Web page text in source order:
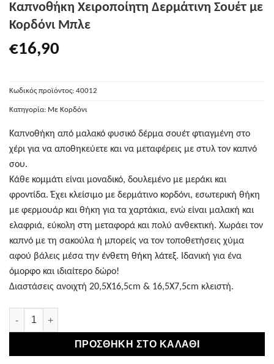
Καπνοθήκη Χειροποίητη Δερμάτινη Σουέτ με
Κορδόνι Μπλε
€16,90
Κωδικός προϊόντος: 40012
Κατηγορία: Με Κορδόνι
Καπνοθήκη από μαλακό φυσικό δέρμα σουέτ φτιαγμένη στο
χέρι για να αποθηκεύετε και να μεταφέρεις με στυλ τον καπνό
σου.
Κάθε κομμάτι είναι μοναδικό, δουλεμένο με μεράκι και
φροντίδα. Έχει κλείσιμο με δερμάτινο κορδόνι, εσωτερική θήκη
με φερμουάρ και θήκη για τα χαρτάκια, ενώ είναι μαλακή και
ελαφριά, εύκολη στη μεταφορά και πολύ ανθεκτική. Χωράει τον
καπνό με τη σακούλα ή μπορείς να τον τοποθετήσεις χύμα
αφού βάλεις μέσα την ένθετη θήκη λάτεξ. Ιδανική για ένα
όμορφο και ιδιαίτερο δώρο!
Διαστάσεις ανοιχτή 20,5Χ16,5cm & 16,5Χ7,5cm κλειστή.
Καπνοθήκη Χειροποίητη Δερμάτινη Σουέτ με Κορδόνι Μπλε ποσότητα
ΠΡΟΣΘΉΚΗ ΣΤΟ ΚΑΛΆΘΙ